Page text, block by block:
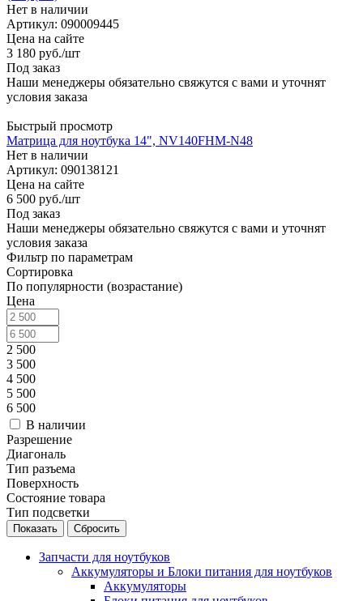
Нет в наличии
Артикул: 090009445
Цена на сайте
3 180 руб./шт
Под заказ
Наши менеджеры обязательно свяжутся с вами и уточнят
условия заказа
Быстрый просмотр
Матрица для ноутбука 14", NV140FHM-N48
Нет в наличии
Артикул: 090138121
Цена на сайте
6 500 руб./шт
Под заказ
Наши менеджеры обязательно свяжутся с вами и уточнят
условия заказа
Фильтр по параметрам
Сортировка
По популярности (возрастание)
Цена
2 500
3 500
4 500
5 500
6 500
В наличии
Разрешение
Диагональ
Тип разъема
Поверхность
Состояние товара
Тип подсветки
Сбросить
Запчасти для ноутбуков
Аккумуляторы и Блоки питания для ноутбуков
Аккумуляторы